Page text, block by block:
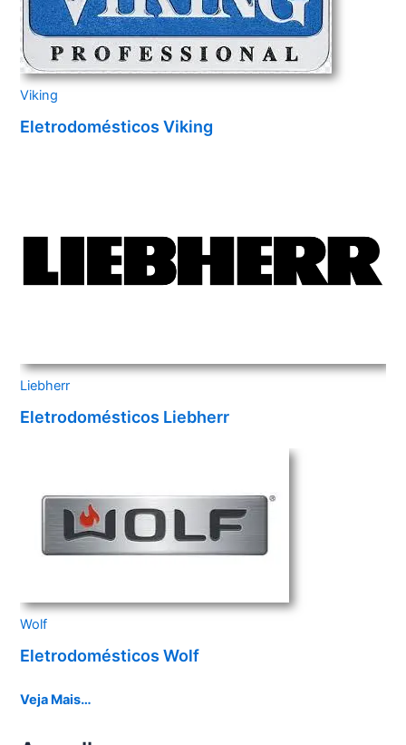
Viking
Eletrodomésticos Viking
Liebherr
Eletrodomésticos Liebherr
Wolf
Eletrodomésticos Wolf
Veja Mais…